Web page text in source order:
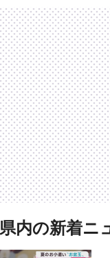
県内の新着ニ